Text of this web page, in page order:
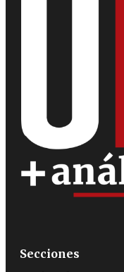
Secciones